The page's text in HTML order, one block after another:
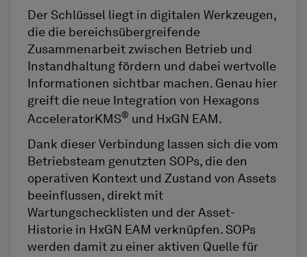
Der Schlüssel liegt in digitalen Werkzeugen,
die die bereichsübergreifende
Zusammenarbeit zwischen Betrieb und
Instandhaltung fördern und dabei wertvolle
Informationen sichtbar machen. Genau hier
greift die neue Integration von Hexagons
AcceleratorKMS® und HxGN EAM.
Dank dieser Verbindung lassen sich die vom
Betriebsteam genutzten SOPs, die den
operativen Kontext und Zustand von Assets
beeinflussen, direkt mit
Wartungschecklisten und der Asset-
Historie in HxGN EAM verknüpfen. SOPs
werden damit zu einer aktiven Quelle für